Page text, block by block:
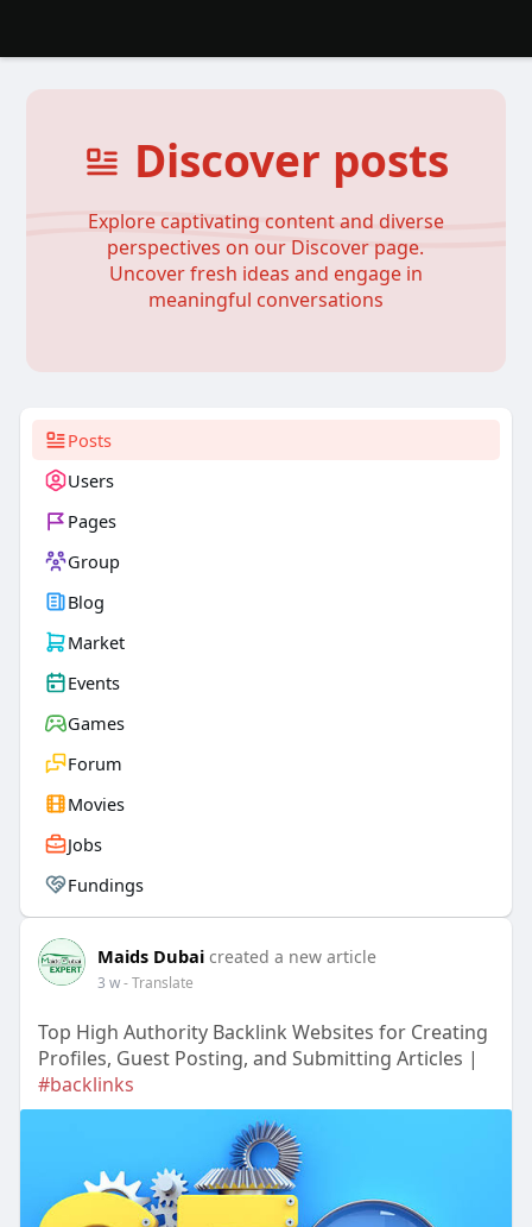
Discover posts
Explore captivating content and diverse
perspectives on our Discover page.
Uncover fresh ideas and engage in
meaningful conversations
Posts
Users
Pages
Group
Blog
Market
Events
Games
Forum
Movies
Jobs
Fundings
Maids Dubai created a new article
3 w- Translate
Top High Authority Backlink Websites for Creating
Profiles, Guest Posting, and Submitting Articles |
#backlinks